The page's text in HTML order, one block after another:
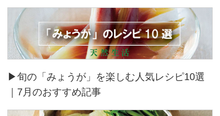
▶旬の「みょうが」を楽しむ人気レシピ10選
｜7月のおすすめ記事